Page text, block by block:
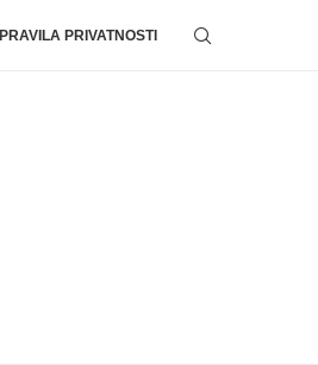
PRAVILA PRIVATNOSTI